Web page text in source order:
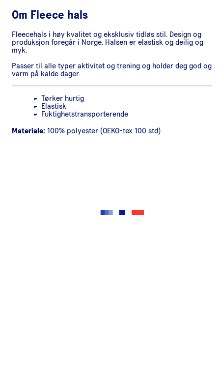
Om Fleece hals
Fleecehals i høy kvalitet og eksklusiv tidløs stil. Design og
produksjon foregår i Norge. Halsen er elastisk og deilig og
myk.
Passer til alle typer aktivitet og trening og holder deg god og
varm på kalde dager.
Tørker hurtig
Elastisk
Fuktighetstransporterende
Materiale: 100% polyester (OEKO-tex 100 std)